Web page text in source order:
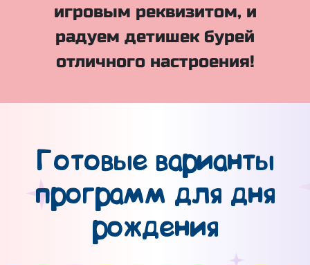
игровым реквизитом, и
радуем детишек бурей
отличного настроения!
Готовые варианты
программ для дня
рождения